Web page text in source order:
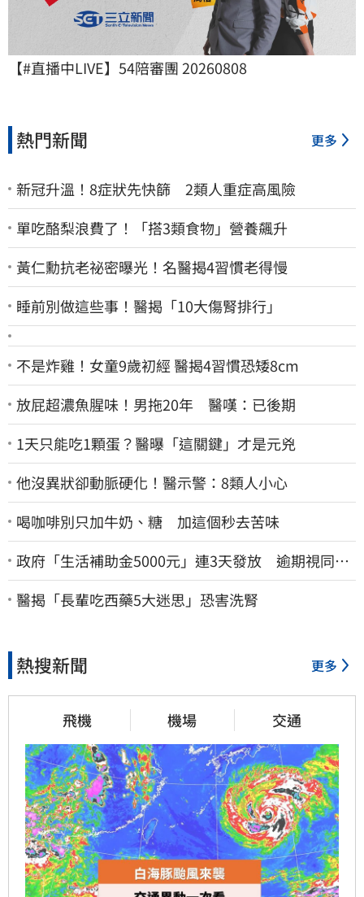
【#直播中LIVE】54陪審團 20260808
熱門新聞 更多
新冠升溫！8症狀先快篩 2類人重症高風險
單吃酪梨浪費了！「搭3類食物」營養飆升
黃仁勳抗老祕密曝光！名醫揭4習慣老得慢
睡前別做這些事！醫揭「10大傷腎排行」
不是炸雞！女童9歲初經 醫揭4習慣恐矮8cm
放屁超濃魚腥味！男拖20年 醫嘆：已後期
1天只能吃1顆蛋？醫曝「這關鍵」才是元兇
他沒異狀卻動脈硬化！醫示警：8類人小心
喝咖啡別只加牛奶、糖 加這個秒去苦味
政府「生活補助金5000元」連3天發放 逾期視同放
棄
醫揭「長輩吃西藥5大迷思」恐害洗腎
熱搜新聞 更多
飛機 機場 交通